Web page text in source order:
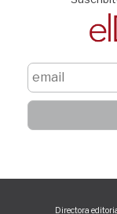
Directora